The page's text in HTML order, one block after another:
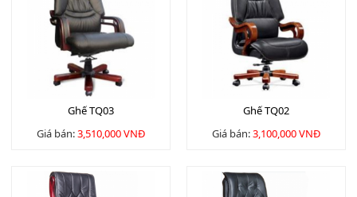
Ghế TQ03
Giá bán:3,510,000 VNĐ
Ghế TQ02
Giá bán:3,100,000 VNĐ